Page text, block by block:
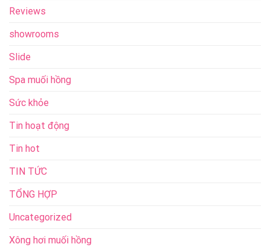
Reviews
showrooms
Slide
Spa muối hồng
Sức khỏe
Tin hoạt động
Tin hot
TIN TỨC
TỔNG HỢP
Uncategorized
Xông hơi muối hồng